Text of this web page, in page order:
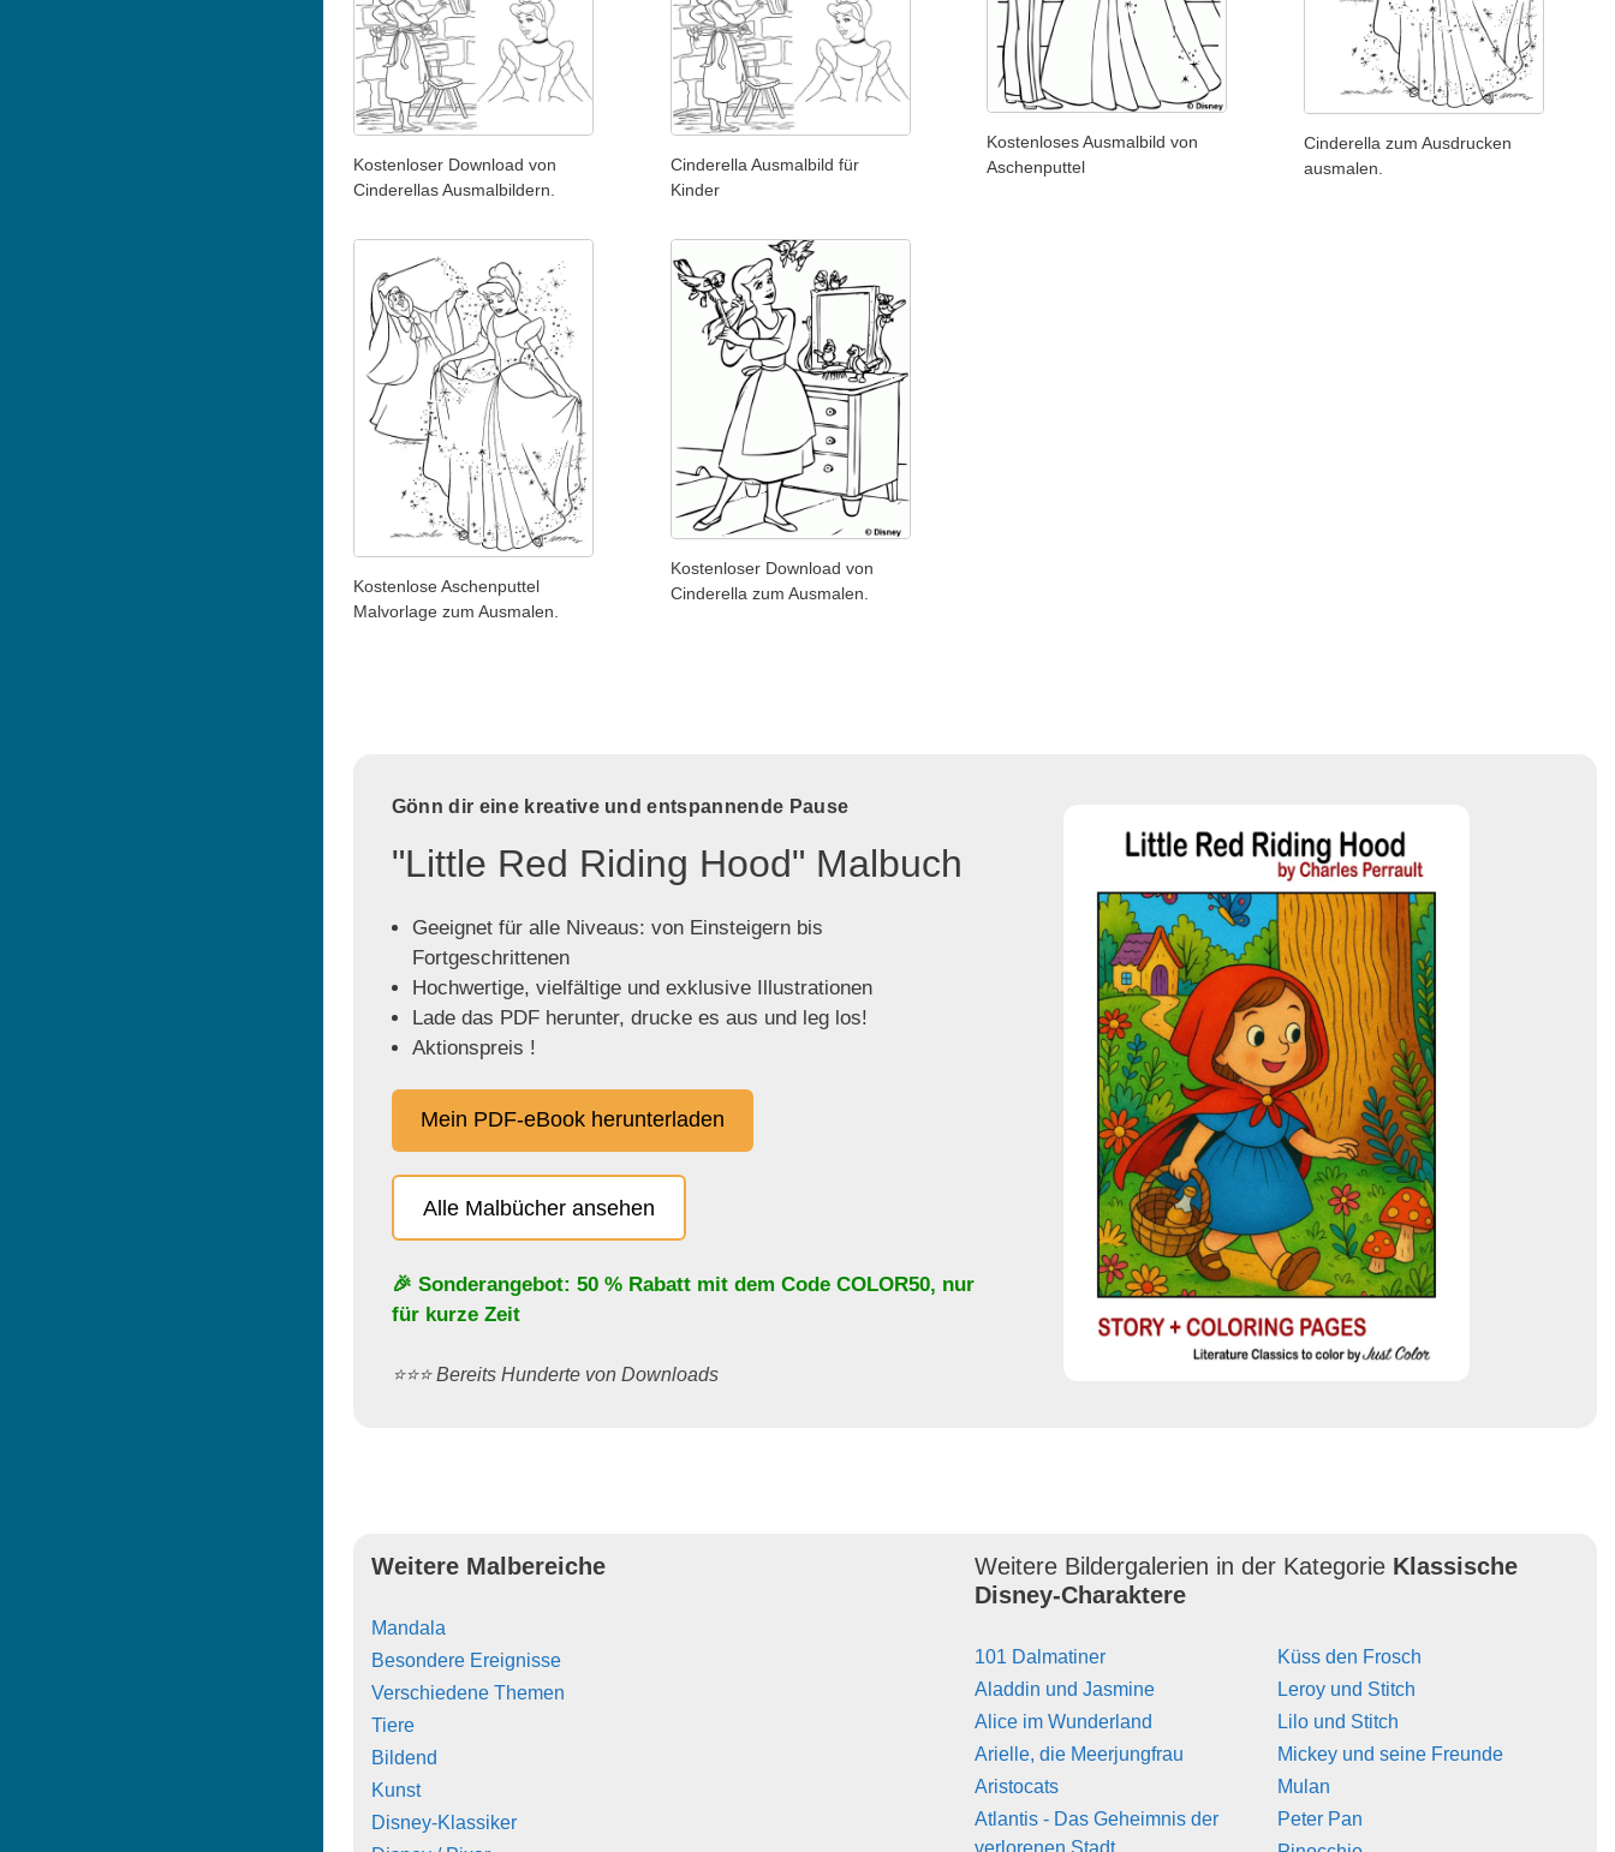
Kostenloser Download von
Cinderellas Ausmalbildern.
Cinderella Ausmalbild für
Kinder
Kostenloses Ausmalbild von
Aschenputtel
Cinderella zum Ausdrucken
ausmalen.
Kostenlose Aschenputtel
Malvorlage zum Ausmalen.
Kostenloser Download von
Cinderella zum Ausmalen.
Gönn dir eine kreative und entspannende Pause
"Little Red Riding Hood" Malbuch
Geeignet für alle Niveaus: von Einsteigern bis
Fortgeschrittenen
Hochwertige, vielfältige und exklusive Illustrationen
Lade das PDF herunter, drucke es aus und leg los!
Aktionspreis !
Mein PDF-eBook herunterladen
Alle Malbücher ansehen
🎉 Sonderangebot: 50 % Rabatt mit dem Code COLOR50, nur
für kurze Zeit
⭐️⭐️⭐️ Bereits Hunderte von Downloads
Weitere Malbereiche
Mandala
Besondere Ereignisse
Verschiedene Themen
Tiere
Bildend
Kunst
Disney-Klassiker
Weitere Bildergalerien in der Kategorie Klassische
Disney-Charaktere
101 Dalmatiner
Aladdin und Jasmine
Alice im Wunderland
Arielle, die Meerjungfrau
Aristocats
Atlantis - Das Geheimnis der
Küss den Frosch
Leroy und Stitch
Lilo und Stitch
Mickey und seine Freunde
Mulan
Peter Pan